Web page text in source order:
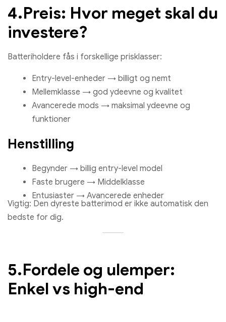
4.Preis: Hvor meget skal du
investere?
Batteriholdere fås i forskellige prisklasser:
Entry-level-enheder → billigt og nemt
Mellemklasse → god ydeevne og kvalitet
Avancerede mods → maksimal ydeevne og
funktioner
Henstilling
Begynder → billig entry-level model
Faste brugere → Middelklasse
Entusiaster → Avancerede enheder
Vigtig: Den dyreste batterimod er ikke automatisk den
bedste for dig.
5.Fordele og ulemper:
Enkel vs high-end